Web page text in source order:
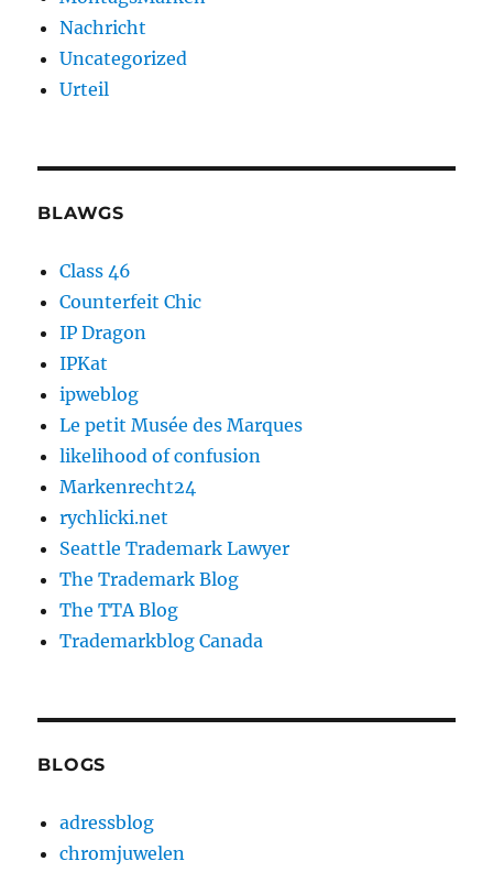
Nachricht
Uncategorized
Urteil
BLAWGS
Class 46
Counterfeit Chic
IP Dragon
IPKat
ipweblog
Le petit Musée des Marques
likelihood of confusion
Markenrecht24
rychlicki.net
Seattle Trademark Lawyer
The Trademark Blog
The TTA Blog
Trademarkblog Canada
BLOGS
adressblog
chromjuwelen